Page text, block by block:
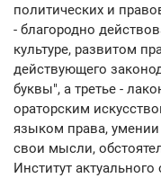
политических и
- благородно
культуре, развитом
действующего
буквы", а третье -
ораторским
языком права,
свои мысли,
Институт